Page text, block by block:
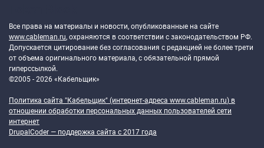
Все права на материалы и новости, опубликованные на сайте
www.cableman.ru, охраняются в соответствии с законодательством РФ.
Допускается цитирование без согласования с редакцией не более трети
от объема оригинального материала, с обязательной прямой
гиперссылкой.
©2005 - 2026 «Кабельщик»
Политика сайта "Кабельщик" (интернет-адреса www.cableman.ru) в
отношении обработки персональных данных пользователей сети
интернет
DrupalCoder — поддержка сайта c 2017 года